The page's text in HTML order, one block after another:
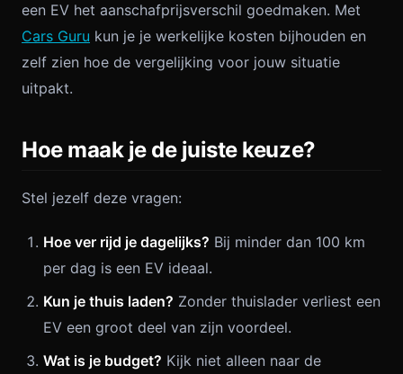
een EV het aanschafprijsverschil goedmaken. Met
Cars Guru kun je je werkelijke kosten bijhouden en
zelf zien hoe de vergelijking voor jouw situatie
uitpakt.
Hoe maak je de juiste keuze?
Stel jezelf deze vragen:
Hoe ver rijd je dagelijks? Bij minder dan 100 km
per dag is een EV ideaal.
Kun je thuis laden? Zonder thuislader verliest een
EV een groot deel van zijn voordeel.
Wat is je budget? Kijk niet alleen naar de